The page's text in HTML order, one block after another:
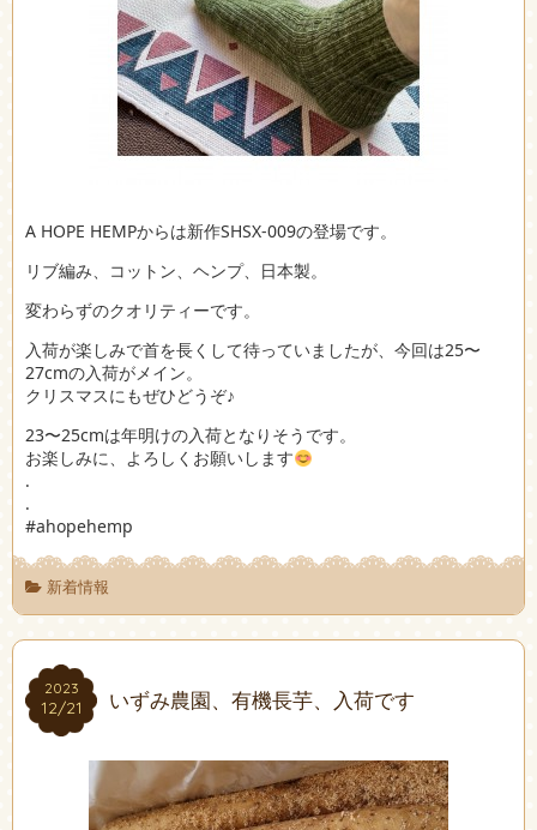
A HOPE HEMPからは新作SHSX-009の登場です。
リブ編み、コットン、ヘンプ、日本製。
変わらずのクオリティーです。
入荷が楽しみで首を長くして待っていましたが、今回は25〜
27cmの入荷がメイン。
クリスマスにもぜひどうぞ♪
23〜25cmは年明けの入荷となりそうです。
お楽しみに、よろしくお願いします
.
.
#ahopehemp
新着情報
2023
12/21
2023
12/21 いずみ農園、有機長芋、入荷です